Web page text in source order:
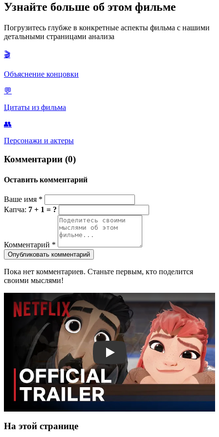
две цели: остановить реформы королевы и избавиться от
Главный смысл фильма заключается в критике предрассудков
и призыве к принятию тех, кто отличается от нас. Он
создают «монстров» из тех, кого просто не понимают. Фильм
утверждает, что настоящие герои — это те, кто способен на
держится система.
Узнайте больше об этом фильме
Погрузитесь глубже в конкретные аспекты фильма с нашими
детальными страницами анализа
🎬
Объяснение концовки
💬
Цитаты из фильма
👥
Персонажи и актеры
Комментарии (0)
Оставить комментарий
Ваше имя *
Капча: 7 + 1 = ?
Комментарий *
Опубликовать комментарий
Пока нет комментариев. Станьте первым, кто поделится
своими мыслями!
Смотреть трейлер
На этой странице